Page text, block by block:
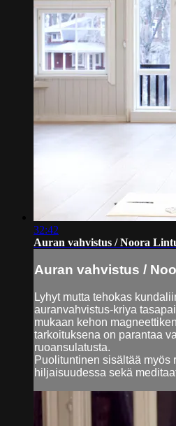
32:42
Auran vahvistus / Noora
Auran vahvistus /
Lyhyt mutta tehokas
auranvahvistus-kriya
mukaan kehon
tarkoituksena on parantaa
ruoansulatusta.
Puolituntinen sisältää myös
hiljaisuudessa sekä